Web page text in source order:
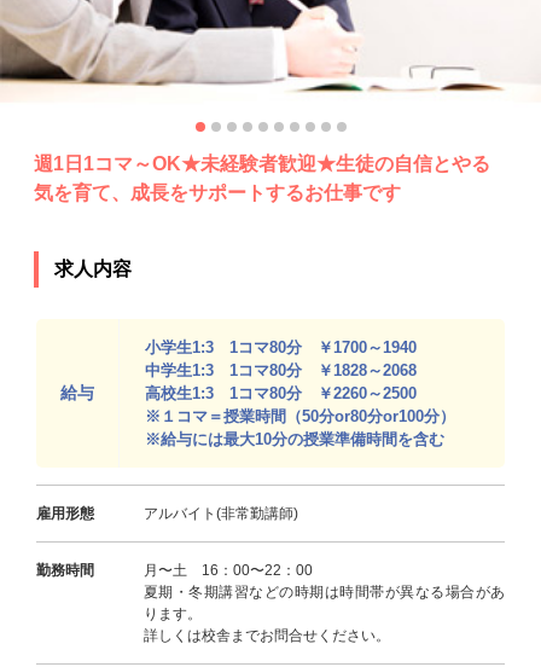
週1日1コマ～OK★未経験者歓迎★生徒の自信とやる
気を育て、成長をサポートするお仕事です
求人内容
給与
小学生1:3 1コマ80分 ￥1700～1940
中学生1:3 1コマ80分 ￥1828～2068
高校生1:3 1コマ80分 ￥2260～2500
※１コマ＝授業時間（50分or80分or100分）
※給与には最大10分の授業準備時間を含む
雇用形態 アルバイト(非常勤講師)
勤務時間
月〜土 16：00〜22：00
夏期・冬期講習などの時期は時間帯が異なる場合があ
ります。
詳しくは校舎までお問合せください。